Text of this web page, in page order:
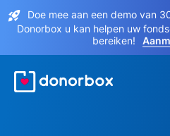
Doe mee aan een demo van
Donorbox u kan helpen uw
bereiken!